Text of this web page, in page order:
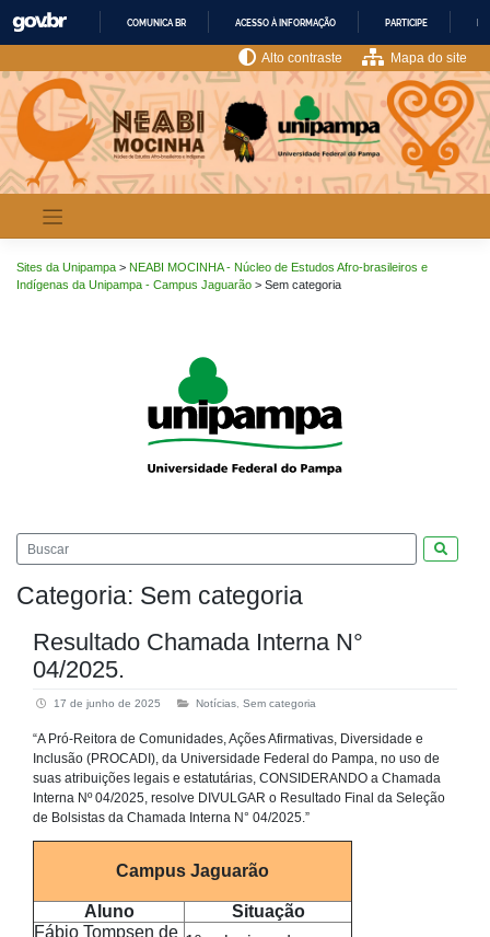
para
o
conteúdo
IR
PARA
O
CONTEÚDO
COMUNICA BR ACESSO À INFORMAÇÃO PARTICIPE
Alto contraste Mapa do site
Sites da Unipampa > NEABI MOCINHA - Núcleo de Estudos Afro-brasileiros e
Indígenas da Unipampa - Campus Jaguarão > Sem categoria
Categoria: Sem categoria
Resultado Chamada Interna N°
04/2025.
17 de junho de 2025 Notícias Sem categoria
“A Pró-Reitora de Comunidades, Ações Afirmativas, Diversidade e
Inclusão (PROCADI), da Universidade Federal do Pampa, no uso de
suas atribuições legais e estatutárias, CONSIDERANDO a Chamada
Interna Nº 04/2025, resolve DIVULGAR o Resultado Final da Seleção
de Bolsistas da Chamada Interna N° 04/2025.”
Campus Jaguarão
Aluno
Situação
Fábio Tompsen de